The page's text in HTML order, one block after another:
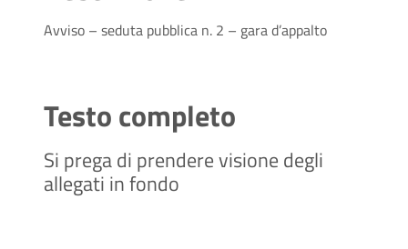
Avviso – seduta pubblica n. 2 – gara d’appalto
Testo completo
Si prega di prendere visione degli
allegati in fondo